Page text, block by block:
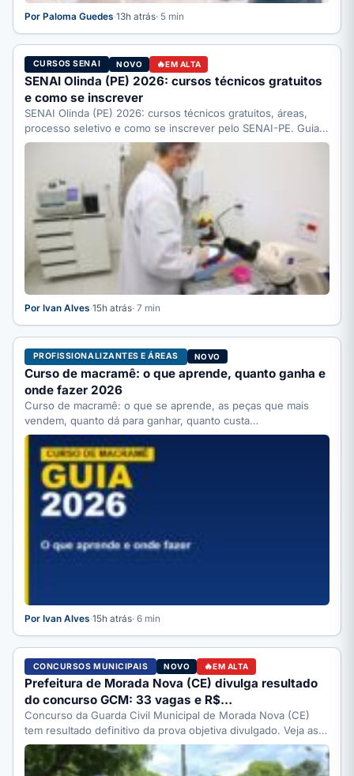
Por Paloma Guedes·13h atrás· 5 min
CURSOS SENAI NOVO EM ALTA
SENAI Olinda (PE) 2026: cursos técnicos gratuitos
e como se inscrever
SENAI Olinda (PE) 2026: cursos técnicos gratuitos, áreas,
processo seletivo e como se inscrever pelo SENAI-PE. Guia
completo.
Por Ivan Alves·15h atrás· 7 min
PROFISSIONALIZANTES E ÁREAS NOVO
Curso de macramê: o que aprende, quanto ganha e
onde fazer 2026
Curso de macramê: o que se aprende, as peças que mais
vendem, quanto dá para ganhar, quanto custa…
Por Ivan Alves·15h atrás· 6 min
CONCURSOS MUNICIPAIS NOVO EM ALTA
Prefeitura de Morada Nova (CE) divulga resultado
do concurso GCM: 33 vagas e R$…
Concurso da Guarda Civil Municipal de Morada Nova (CE)
tem resultado definitivo da prova objetiva divulgado. Veja as…